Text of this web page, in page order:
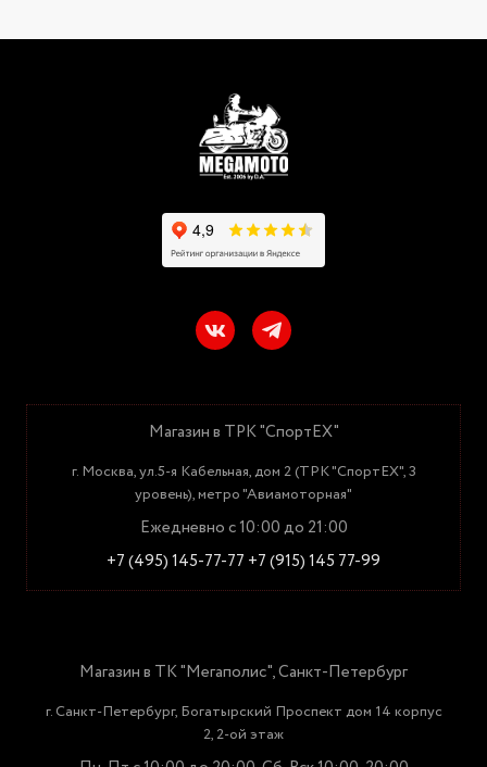
Магазин в ТРК "СпортЕХ"
г. Москва, ул.5-я Кабельная, дом 2 (ТРК "СпортЕХ", 3
уровень), метро "Авиамоторная"
Ежедневно с 10:00 до 21:00
+7 (495) 145-77-77 +7 (915) 145 77-99
Магазин в ТК "Мегаполис", Санкт-Петербург
г. Санкт-Петербург, Богатырский Проспект дом 14 корпус
2, 2-ой этаж